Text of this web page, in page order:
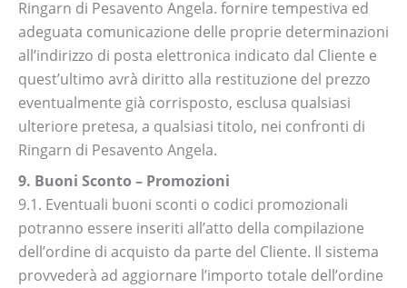
Ringarn di Pesavento Angela. fornire tempestiva ed
adeguata comunicazione delle proprie determinazioni
all’indirizzo di posta elettronica indicato dal Cliente e
quest’ultimo avrà diritto alla restituzione del prezzo
eventualmente già corrisposto, esclusa qualsiasi
ulteriore pretesa, a qualsiasi titolo, nei confronti di
Ringarn di Pesavento Angela.
9. Buoni Sconto – Promozioni
9.1. Eventuali buoni sconti o codici promozionali
potranno essere inseriti all’atto della compilazione
dell’ordine di acquisto da parte del Cliente. Il sistema
provvederà ad aggiornare l’importo totale dell’ordine